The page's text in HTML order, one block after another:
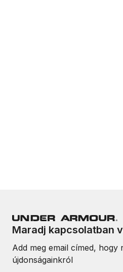
Maradj kapcsolatban
Add meg email címed, hogy
újdonságainkról